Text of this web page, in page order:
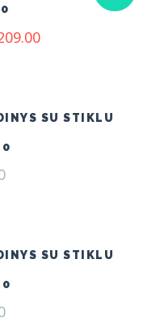
Current
SU STIKLU
SU STIKLU